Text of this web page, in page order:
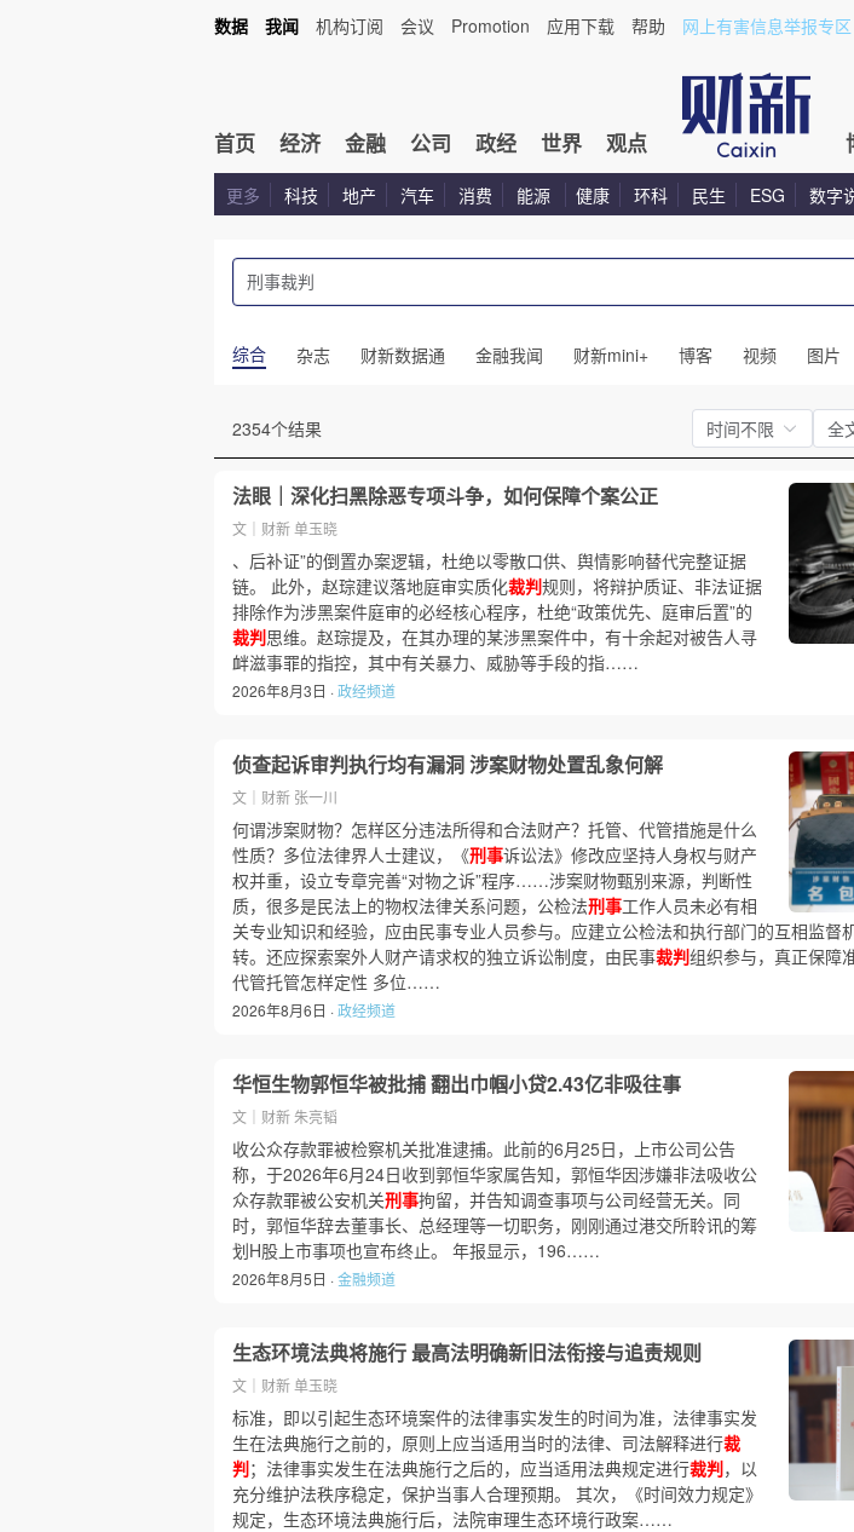
数据 我闻 机构订阅 会议 Promotion 应用下载 帮助 网上有害信息举报专区
首页 经济 金融 公司 政经 世界 观点
更多 科技 地产 汽车 消费 能源 健康 环科 民生 ESG 数字
综合 杂志 财新数据通 金融我闻 财新mini+ 博客 视频 图片
2354个结果 时间不限 全
法眼｜深化扫黑除恶专项斗争，如何保障个案公正
文｜财新 单玉晓
、后补证”的倒置办案逻辑，杜绝以零散口供、舆情影响替代完整证据
链。 此外，赵琮建议落地庭审实质化裁判规则，将辩护质证、非法证据
排除作为涉黑案件庭审的必经核心程序，杜绝“政策优先、庭审后置”的
裁判思维。赵琮提及，在其办理的某涉黑案件中，有十余起对被告人寻
衅滋事罪的指控，其中有关暴力、威胁等手段的指……
2026年8月3日 ·政经频道
侦查起诉审判执行均有漏洞 涉案财物处置乱象何解
文｜财新 张一川
何谓涉案财物？怎样区分违法所得和合法财产？托管、代管措施是什么
性质？多位法律界人士建议，《刑事诉讼法》修改应坚持人身权与财产
权并重，设立专章完善“对物之诉”程序……涉案财物甄别来源，判断性
质，很多是民法上的物权法律关系问题，公检法刑事工作人员未必有相
关专业知识和经验，应由民事专业人员参与。应建立公检法和执行部门的互相监督
转。还应探索案外人财产请求权的独立诉讼制度，由民事裁判组织参与，真正保障
代管托管怎样定性 多位……
2026年8月6日 ·政经频道
华恒生物郭恒华被批捕 翻出巾帼小贷2.43亿非吸往事
文｜财新 朱亮韬
收公众存款罪被检察机关批准逮捕。此前的6月25日，上市公司公告
称，于2026年6月24日收到郭恒华家属告知，郭恒华因涉嫌非法吸收公
众存款罪被公安机关刑事拘留，并告知调查事项与公司经营无关。同
时，郭恒华辞去董事长、总经理等一切职务，刚刚通过港交所聆讯的筹
划H股上市事项也宣布终止。 年报显示，196……
2026年8月5日 ·金融频道
生态环境法典将施行 最高法明确新旧法衔接与追责规则
文｜财新 单玉晓
标准，即以引起生态环境案件的法律事实发生的时间为准，法律事实发
生在法典施行之前的，原则上应当适用当时的法律、司法解释进行裁
判；法律事实发生在法典施行之后的，应当适用法典规定进行裁判，以
充分维护法秩序稳定，保护当事人合理预期。 其次，《时间效力规定》
规定，生态环境法典施行后，法院审理生态环境行政案……